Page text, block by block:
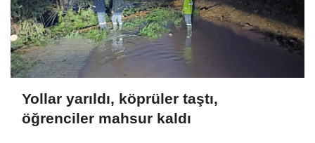
Yollar yarıldı, köprüler taştı,
öğrenciler mahsur kaldı